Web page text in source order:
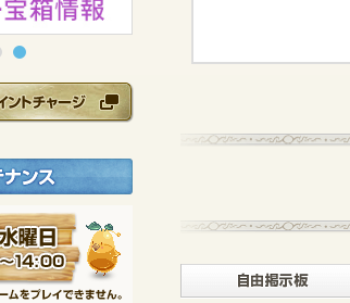
毎週水曜日 10:30～14:00